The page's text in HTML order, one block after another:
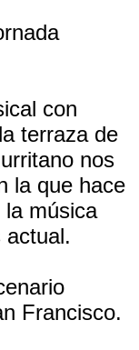
con
terraza de
nos
la que hace
la música
actual.
Francisco.